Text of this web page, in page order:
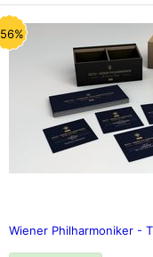
Wiener Philharmoniker -